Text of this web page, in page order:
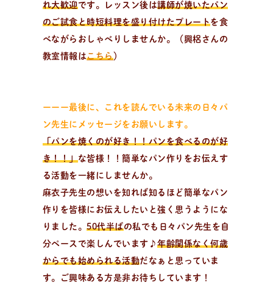
子供会や福祉施設・病院等様々な施設で開催可能！
れ大歓迎です。レッスン後は講師が焼いたパン
のご試食と時短料理を盛り付けたプレートを食
べながらおしゃべりしませんか。（興梠さんの
教室情報はこちら）
ーーー最後に、これを読んでいる未来の日々パ
ン先生にメッセージをお願いします。
「パンを焼くのが好き！！パンを食べるのが好
き！！」な皆様！！簡単なパン作りをお伝えす
る活動を一緒にしませんか。
麻衣子先生の想いを知れば知るほど簡単なパン
作りを皆様にお伝えしたいと強く思うようにな
りました。50代半ばの私でも日々パン先生を自
分ペースで楽しんでいます♪年齢関係なく何歳
からでも始められる活動だなぁと思っていま
す。ご興味ある方是非お待ちしています！